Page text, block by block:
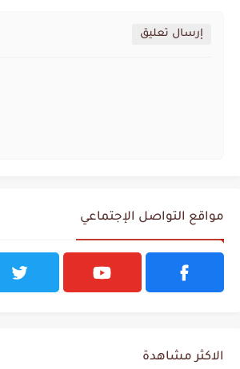
إرسال تعليق
مواقع التواصل الإجتماعي
الاكثر مشاهدة